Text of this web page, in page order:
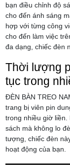
bạn điều chỉnh độ
cho đến ánh sáng
hợp với từng công
cho đến làm việc
đa dạng, chiếc đèn
Thời lượng
tục trong
ĐÈN BÀN TREO
trang bị viên pin
trong nhiều giờ liền.
sách mà không lo
tượng, chiếc đèn
hoạt động của bạn.